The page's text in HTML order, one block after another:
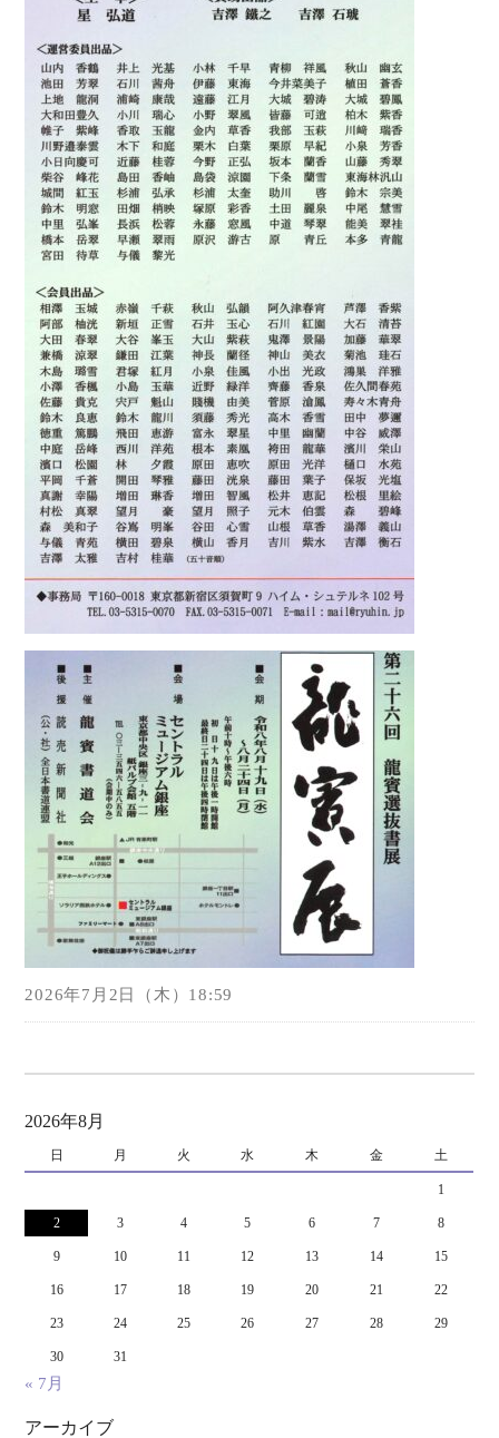
2026年7月2日（木）18:59
2026年8月
日 月 火 水 木 金 土
1
2 3 4 5 6 7 8
9 10 11 12 13 14 15
16 17 18 19 20 21 22
23 24 25 26 27 28 29
30 31
« 7月
アーカイブ